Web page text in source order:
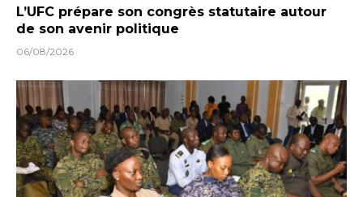
L’UFC prépare son congrès statutaire autour
de son avenir politique
06/08/2026